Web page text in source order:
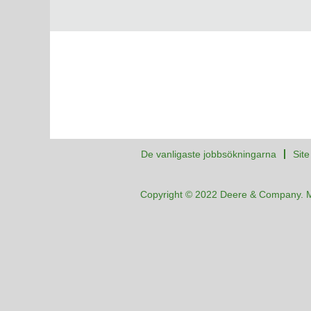
De vanligaste jobbsökningarna
Copyright © 2022 Deere & Company.